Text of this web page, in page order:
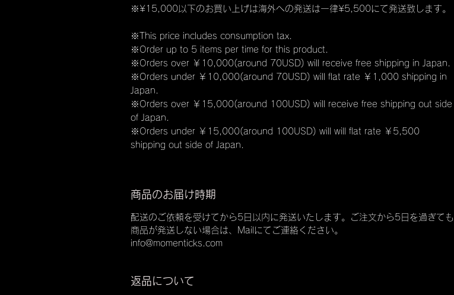
※¥15,000以下のお買い上げは海外への発送は一律¥5,500にて発送致します。
※This price includes consumption tax.
※Order up to 5 items per time for this product.
※Orders over ￥10,000(around 70USD) will receive free shipping in Japan.
※Orders under ￥10,000(around 70USD) will flat rate ￥1,000 shipping in
Japan.
※Orders over ￥15,000(around 100USD) will receive free shipping out side
of Japan.
※Orders under ￥15,000(around 100USD) will will flat rate ￥5,500
shipping out side of Japan.
商品のお届け時期
配送のご依頼を受けてから5日以内に発送いたします。ご注文から5日を過ぎても
商品が発送しない場合は、Mailにてご連絡ください。
info@momenticks.com
返品について